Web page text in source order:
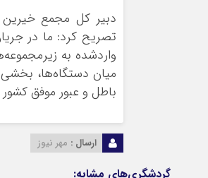
دبیر کل مجمع خیرین
تصریح کرد: ما در
واردشده به
میان دستگاه‌ها،
باطل و عبور موفق
ارسال : مهر نیوز
گردشگری‌های مشابه: